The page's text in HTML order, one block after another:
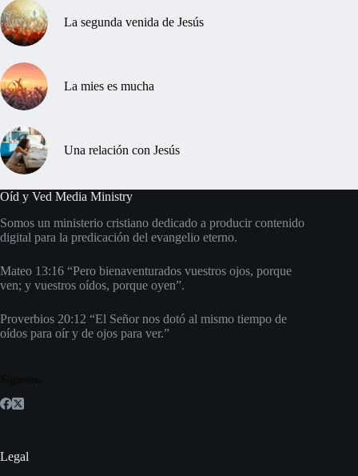
La segunda venida de Jesús
La mies es mucha
Una relación con Jesús
Oíd y Ved Media Ministry
Somos un ministerio cristiano dedicado a producir contenido
digital para la predicación del evangelio eterno.
Mateo 13:16 “Pero bienaventurados vuestros ojos, porque
ven; y vuestros oídos, porque oyen”.
Proverbios 20:12 “El Señor nos dotó al mismo tiempo de
oídos para oír y de ojos para ver.”
Síguenos
Legal